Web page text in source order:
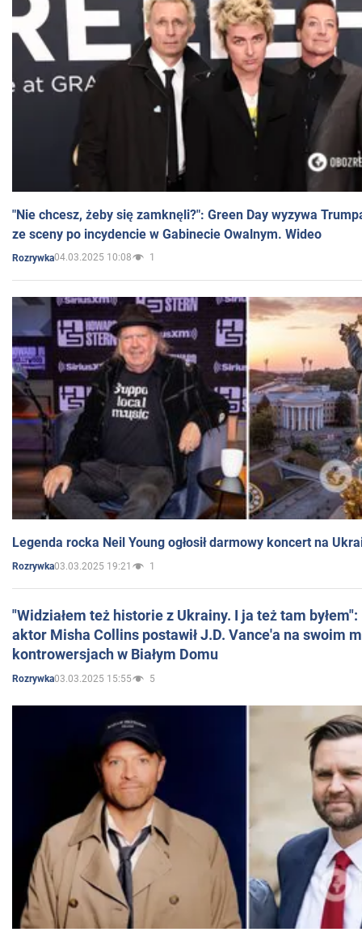
"Nie chcesz, żeby się zamknęli?": Green Day wyzywa
ze sceny po incydencie w Gabinecie Owalnym. Wideo
Rozrywka04.03.2025 10:08 1
Legenda rocka Neil Young ogłosił darmowy koncert na
Rozrywka03.03.2025 19:21 1
"Widziałem też historie z Ukrainy. I ja też tam
aktor Misha Collins postawił J.D. Vance'a na swoim
kontrowersjach w Białym Domu
Rozrywka03.03.2025 15:55 5